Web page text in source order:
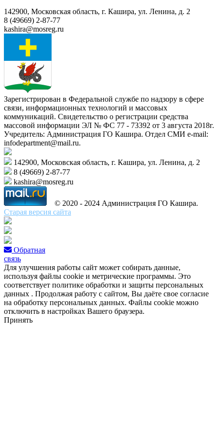
142900, Московская область, г. Кашира, ул. Ленина, д. 2
8 (49669) 2-87-77
kashira@mosreg.ru
Зарегистрирован в Федеральной службе по надзору в сфере
связи, информационных технологий и массовых
коммуникаций. Свидетельство о регистрации средства
массовой информации ЭЛ № ФС 77 - 73392 от 3 августа 2018г.
Учредитель: Администрация ГО Кашира. Отдел СМИ e-mail:
infodepartment@mail.ru.
142900, Московская область, г. Кашира, ул. Ленина, д. 2
8 (49669) 2-87-77
kashira@mosreg.ru
© 2020 - 2024 Администрация ГО Кашира.
Старая версия сайта
Обратная
связь
Для улучшения работы сайт может собирать данные,
используя файлы cookie и метрические программы. Это
соответствует политике обработки и защиты персональных
данных . Продолжая работу с сайтом, Вы даёте свое согласие
на обработку персональных данных. Файлы cookie можно
отключить в настройках Вашего браузера.
Принять